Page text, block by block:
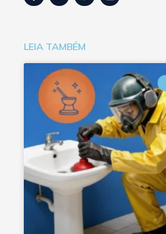
LEIA TAMBÉM